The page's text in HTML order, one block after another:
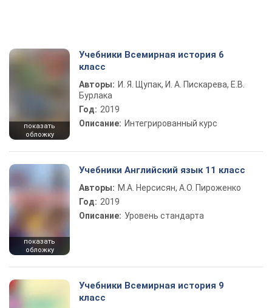
показать
обложку
Учебники Всемирная история 6
класс
Авторы: И. Я. Щупак, И. А. Пискарева, Е.В.
Бурлака
Год: 2019
Описание: Интегрированный курс
показать
обложку
Учебники Английский язык 11 класс
Авторы: М.А. Нерсисян, А.О. Пироженко
Год: 2019
Описание: Уровень стандарта
Учебники Всемирная история 9
класс